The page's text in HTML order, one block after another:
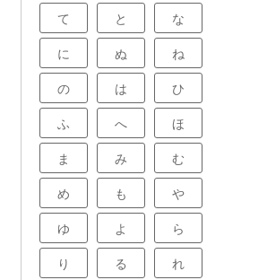
て と な
に ぬ ね
の は ひ
ふ へ ほ
ま み む
め も や
ゆ よ ら
り る れ